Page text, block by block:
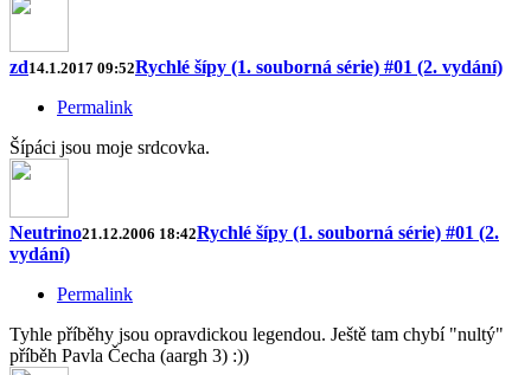
zd14.1.2017 09:52Rychlé šípy (1. souborná série) #01 (2. vydání)
Permalink
Šípáci jsou moje srdcovka.
Neutrino21.12.2006 18:42Rychlé šípy (1. souborná série) #01 (2.
vydání)
Permalink
Tyhle příběhy jsou opravdickou legendou. Ještě tam chybí "nultý"
příběh Pavla Čecha (aargh 3) :))